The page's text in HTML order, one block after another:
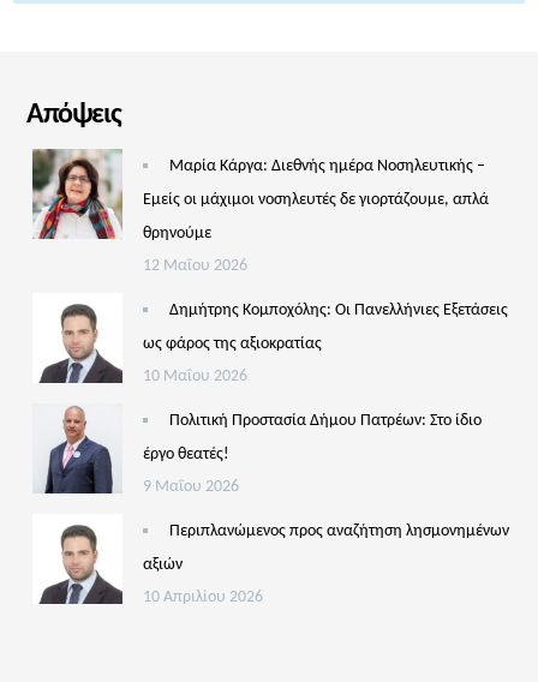
Απόψεις
Μαρία Κάργα: Διεθνής ημέρα Νοσηλευτικής –
Εμείς οι μάχιμοι νοσηλευτές δε γιορτάζουμε, απλά
θρηνούμε
12 Μαΐου 2026
Δημήτρης Κομποχόλης: Οι Πανελλήνιες Εξετάσεις
ως φάρος της αξιοκρατίας
10 Μαΐου 2026
Πολιτική Προστασία Δήμου Πατρέων: Στο ίδιο
έργο θεατές!
9 Μαΐου 2026
Περιπλανώμενος προς αναζήτηση λησμονημένων
αξιών
10 Απριλίου 2026